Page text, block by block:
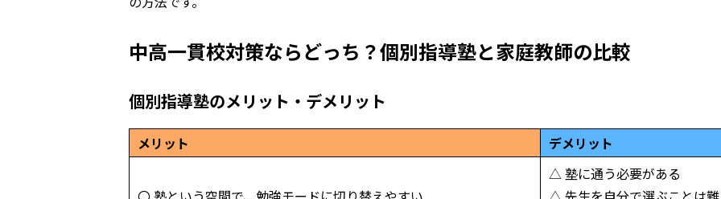
中高一貫校対策ならどっち？個別指導塾と家庭教師の比較
個別指導塾のメリット・デメリット
メリット デメリット
△ 塾に通う必要がある